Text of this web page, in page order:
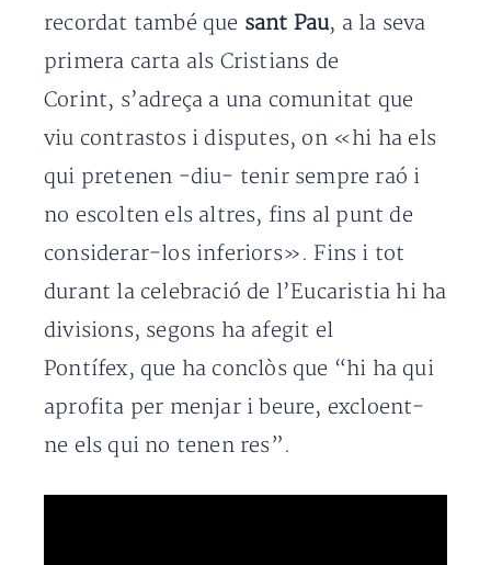
recordat també que sant Pau, a la seva
primera carta als Cristians de
Corint, s’adreça a una comunitat que
viu contrastos i disputes, on «hi ha els
qui pretenen -diu- tenir sempre raó i
no escolten els altres, fins al punt de
considerar-los inferiors». Fins i tot
durant la celebració de l’Eucaristia hi ha
divisions, segons ha afegit el
Pontífex, que ha conclòs que “hi ha qui
aprofita per menjar i beure, excloent-
ne els qui no tenen res”.